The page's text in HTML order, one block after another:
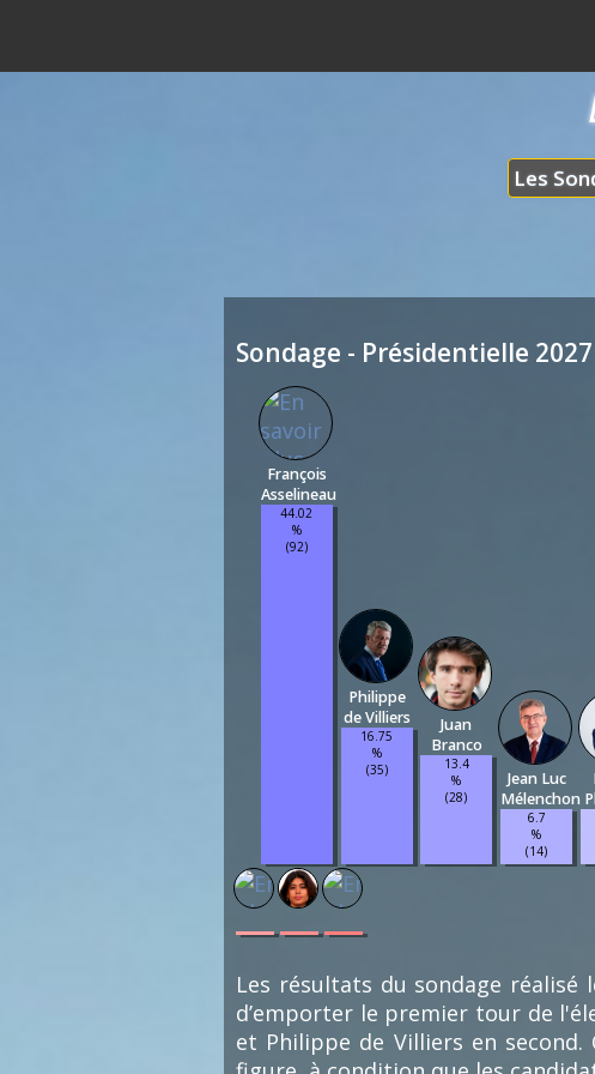
Les
Sondage - Présidentielle
François
Asselineau
44.02
%
(92)
Philippe
de Villiers
16.75
%
(35)
Juan
Branco
13.4
%
(28)
Jean Luc
Mélenchon
6.7
%
(14)
0.48
0.48
(1)
0.48
Les résultats du sondage réalisé
d’emporter le premier tour de
et Philippe de Villiers en second.